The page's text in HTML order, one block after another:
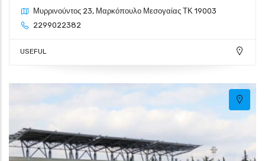
Μυρρινούντος 23, Μαρκόπουλο Μεσογαίας ΤΚ 19003
2299022382
USEFUL